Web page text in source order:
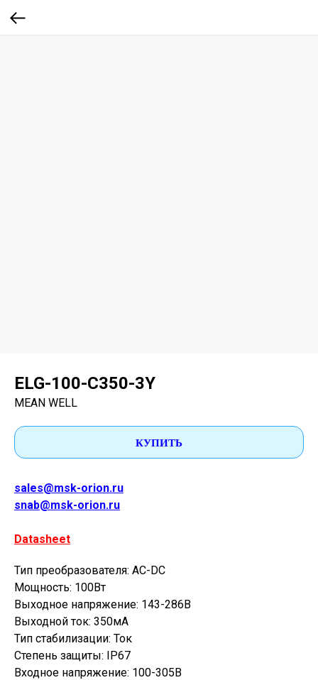
ELG-100-C350-3Y
MEAN WELL
КУПИТЬ
sales@msk-orion.ru
snab@msk-orion.ru
Datasheet
Тип преобразователя: AC-DC
Мощность: 100Вт
Выходное напряжение: 143-286В
Выходной ток: 350мА
Тип стабилизации: Ток
Степень защиты: IP67
Входное напряжение: 100-305В